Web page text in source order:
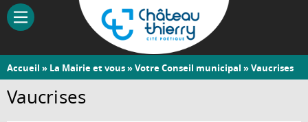
Aller
contenu
Château-
Thierry
Vous
êtes
ici
Accueil » La Mairie et vous»Votre Conseil municipal » Vaucrises
Vaucrises